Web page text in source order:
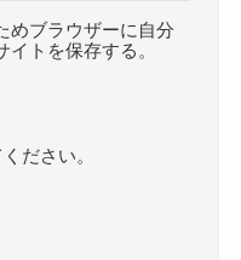
めブラウザーに自分
トを保存する。
ださい。